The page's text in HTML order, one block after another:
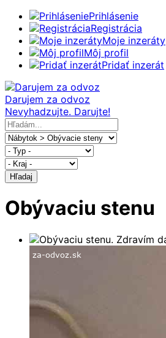
Prihlásenie
Registrácia
Moje inzeráty
Môj profil
Pridať inzerát
Darujem za odvoz
Nevyhadzujte. Darujte!
Hľadaj
Obývaciu stenu